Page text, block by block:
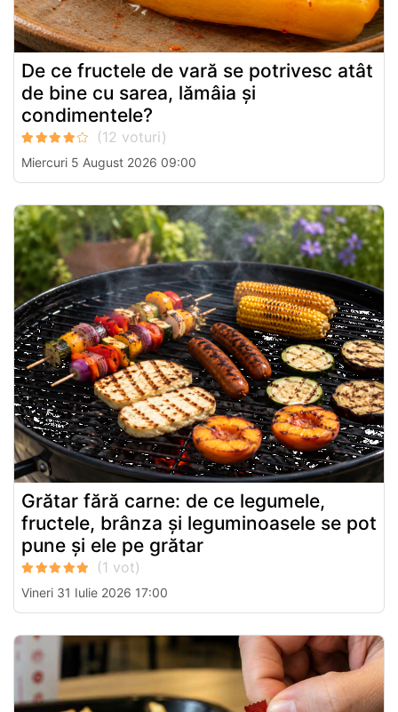
De ce fructele de vară se potrivesc atât
de bine cu sarea, lămâia și
condimentele?
Miercuri 5 August 2026 09:00
Grătar fără carne: de ce legumele,
fructele, brânza și leguminoasele se pot
pune și ele pe grătar
Vineri 31 Iulie 2026 17:00